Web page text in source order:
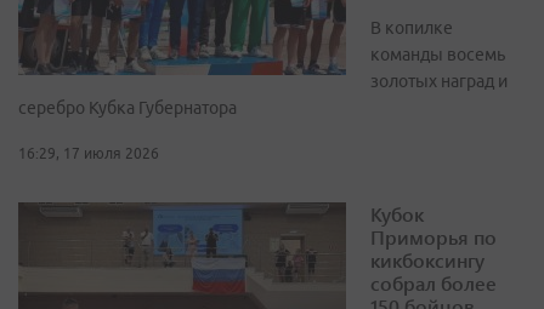
В копилке
команды восемь
золотых наград и
серебро Кубка Губернатора
16:29, 17 июля 2026
Кубок
Приморья по
кикбоксингу
собрал более